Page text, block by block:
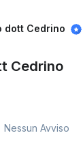
dott Cedrino
Cedrino
Nessun Avviso